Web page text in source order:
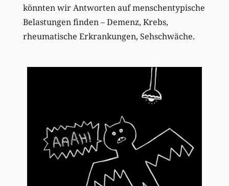
könnten wir Antworten auf menschentypische
Belastungen finden – Demenz, Krebs,
rheumatische Erkrankungen, Sehschwäche.